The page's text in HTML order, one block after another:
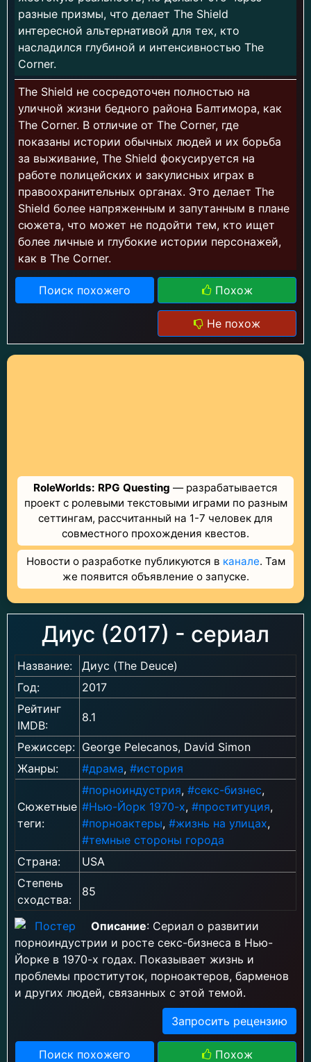
разные призмы, что делает The Shield
интересной альтернативой для тех, кто
насладился глубиной и интенсивностью The
Corner.
The Shield не сосредоточен полностью на
уличной жизни бедного района Балтимора, как
The Corner. В отличие от The Corner, где
показаны истории обычных людей и их борьба
за выживание, The Shield фокусируется на
работе полицейских и закулисных играх в
правоохранительных органах. Это делает The
Shield более напряженным и запутанным в плане
сюжета, что может не подойти тем, кто ищет
более личные и глубокие истории персонажей,
как в The Corner.
Поиск похожего Похож
Не похож
RoleWorlds: RPG Questing — разрабатывается
проект с ролевыми текстовыми играми по разным
сеттингам, рассчитанный на 1-7 человек для
совместного прохождения квестов.
Новости о разработке публикуются в канале. Там
же появится объявление о запуске.
Диус (2017) - сериал
Название:
Диус (The Deuce)
Год:
2017
Рейтинг
IMDB:
8.1
Режиссер: George Pelecanos, David Simon
Жанры:
#драма, #история
Сюжетные
теги:
#порноиндустрия, #секс-бизнес,
#Нью-Йорк 1970-х, #проституция,
#порноактеры, #жизнь на улицах,
#темные стороны города
Страна:
USA
Степень
сходства:
85
Описание: Сериал о развитии
порноиндустрии и росте секс-бизнеса в Нью-
Йорке в 1970-х годах. Показывает жизнь и
проблемы проституток, порноактеров, барменов
и других людей, связанных с этой темой.
Запросить рецензию
Поиск похожего Похож